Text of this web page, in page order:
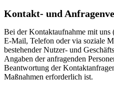
Kontakt- und
Bei der Kontaktaufnahme mit
E-Mail, Telefon oder via soziale
bestehender Nutzer- und
Angaben der anfragenden
Beantwortung der
Maßnahmen erforderlich ist.